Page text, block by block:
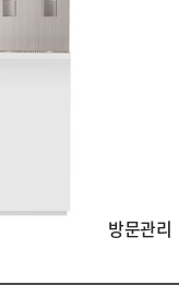
방문관리